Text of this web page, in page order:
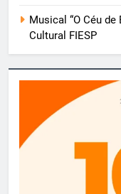
Musical “O Céu
Cultural FIESP